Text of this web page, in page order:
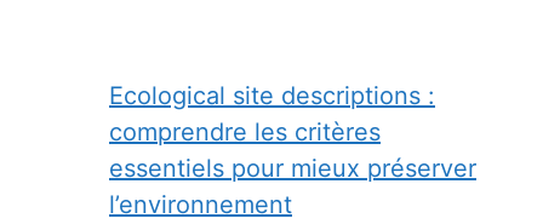
Ecological site descriptions :
comprendre les critères
essentiels pour mieux préserver
l’environnement